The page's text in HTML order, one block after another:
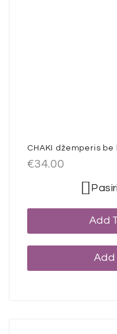
CHAKI džemperis be
€34.00
Add
Add